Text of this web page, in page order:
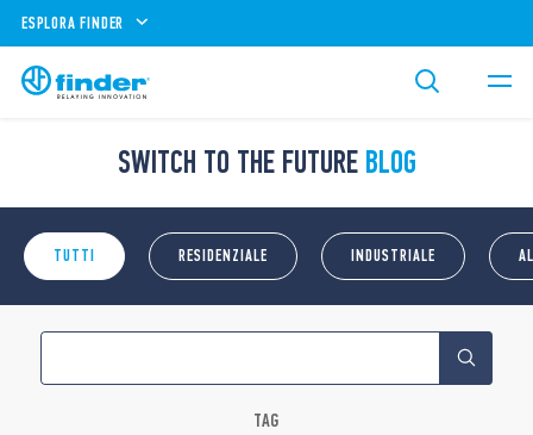
ESPLORA FINDER
SWITCH TO THE FUTUREBLOG
TUTTI RESIDENZIALE INDUSTRIALE
TAG